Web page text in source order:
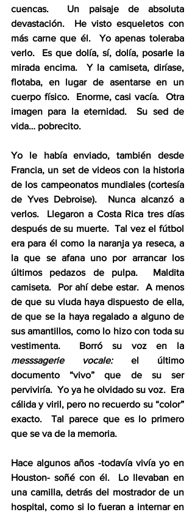
cuencas.  Un paisaje de absoluta
devastación.  He visto esqueletos con
más carne que él.  Yo apenas toleraba
verlo.  Es que dolía, sí, dolía, posarle la
mirada encima.  Y la camiseta, diríase,
flotaba, en lugar de asentarse en un
cuerpo físico.  Enorme, casi vacía.  Otra
imagen para la eternidad.  Su sed de
vida… pobrecito.
Yo le había enviado, también desde
Francia, un set de videos con la historia
de los campeonatos mundiales (cortesía
de Yves Debroise).  Nunca alcanzó a
verlos.  Llegaron a Costa Rica tres días
después de su muerte.  Tal vez el fútbol
era para él como la naranja ya reseca, a
la que se afana uno por arrancar los
últimos pedazos de pulpa.  Maldita
camiseta.  Por ahí debe estar.  A menos
de que su viuda haya dispuesto de ella,
de que se la haya regalado a alguno de
sus amantillos, como lo hizo con toda su
messsagerie vocale: el último
documento “vivo” que de su ser
perviviría.  Yo ya he olvidado su voz.  Era
cálida y viril, pero no recuerdo su “color”
exacto.  Tal parece que es lo primero
que se va de la memoria.
Hace algunos años -todavía vivía yo en
Houston- soñé con él.  Lo llevaban en
una camilla, detrás del mostrador de un
hospital, como si lo fueran a internar en